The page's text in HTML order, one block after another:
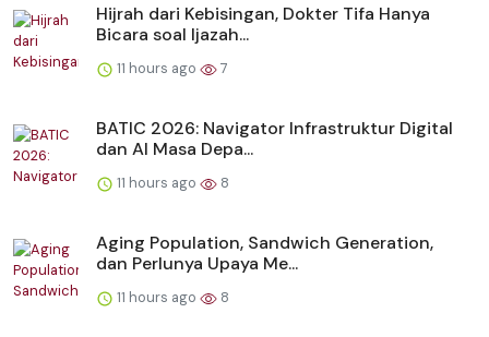
Hijrah dari Kebisingan, Dokter Tifa Hanya
Bicara soal Ijazah...
11 hours ago 7
BATIC 2026: Navigator Infrastruktur Digital
dan AI Masa Depa...
11 hours ago 8
Aging Population, Sandwich Generation,
dan Perlunya Upaya Me...
11 hours ago 8